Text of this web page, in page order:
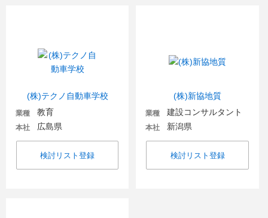
(株)テクノ自動車学校
業種 教育
本社 広島県
検討リスト登録
(株)新協地質
業種 建設コンサルタント
本社 新潟県
検討リスト登録